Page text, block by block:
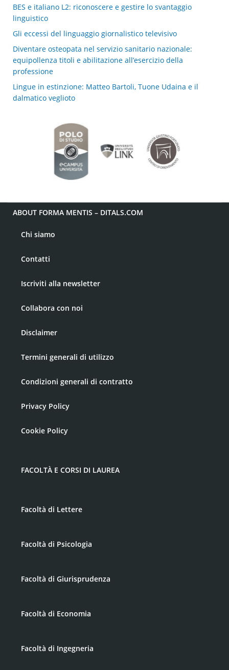
BES e italiano L2: riconoscere e gestire lo svantaggio
linguistico
Gli eccessi del linguaggio giornalistico televisivo
Diventare osteopata nel servizio sanitario nazionale:
equipollenza titoli e abilitazione all’esercizio della
professione
Lingue in estinzione: Matteo Bartoli, Tuone Udaina e il
dalmatico veglioto
ABOUT FORMA MENTIS – DITALS.COM
Chi siamo
Contatti
Iscriviti alla newsletter
Collabora con noi
Disclaimer
Termini generali di utilizzo
Condizioni generali di contratto
Privacy Policy
Cookie Policy
FACOLTÀ E CORSI DI LAUREA
Facoltà di Lettere
Facoltà di Psicologia
Facoltà di Giurisprudenza
Facoltà di Economia
Facoltà di Ingegneria